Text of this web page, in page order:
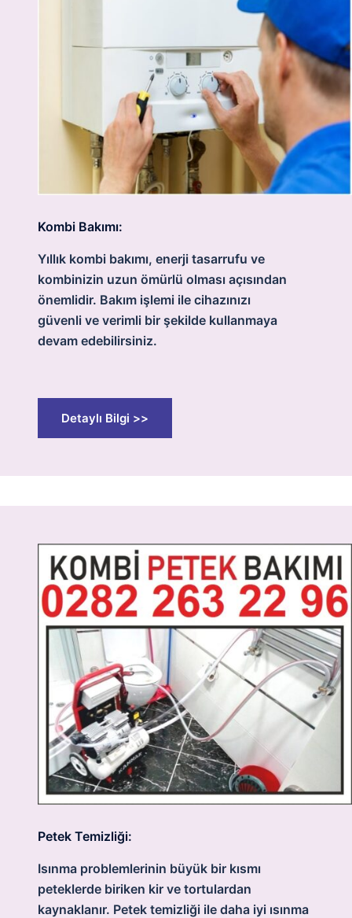
Kombi Bakımı:
Yıllık kombi bakımı, enerji tasarrufu ve
kombinizin uzun ömürlü olması açısından
önemlidir. Bakım işlemi ile cihazınızı
güvenli ve verimli bir şekilde kullanmaya
devam edebilirsiniz.
Detaylı Bilgi >>
Petek Temizliği:
Isınma problemlerinin büyük bir kısmı
peteklerde biriken kir ve tortulardan
kaynaklanır. Petek temizliği ile daha iyi ısınma